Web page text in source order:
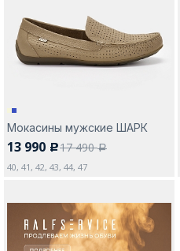
Мокасины мужские ШАРК
13 990 c17 490a
40, 41, 42, 43, 44, 47